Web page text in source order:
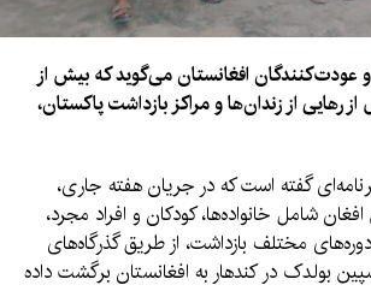
عودت‌کنندگان افغانستان می‌گوید که بیش از
از رهایی از زندان‌ها و مراکز بازداشت پاکستان،
گفته است که در جریان هفته جاری،
افغان شامل خانواده‌ها، کودکان و افراد مجرد،
مختلف بازداشت، از طریق گذرگاه‌های
بولدک در کندهار به افغانستان برگشت داده